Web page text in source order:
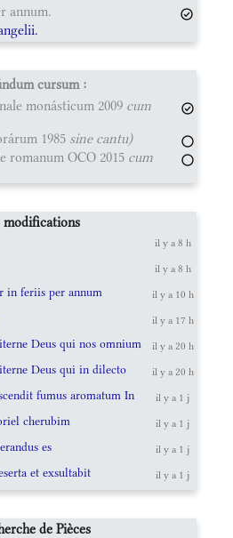
annum.
cursum :
monásticum 2009 cum
1985 sine cantu)
romanum OCO 2015 cum
modifications
il y a 8 h
il y a 8 h
in feriis per annum il y a 10 h
il y a 17 h
Deus qui nos omnium il y a 20 h
Deus qui in dilecto il y a 20 h
fumus aromatum In il y a 1 j
cherubim il y a 1 j
es il y a 1 j
et exsultabit il y a 1 j
de Pièces